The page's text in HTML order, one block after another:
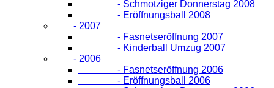
- Schmotziger Donnerstag 2008
- Eröffnungsball 2008
- 2007
- Fasnetseröffnung 2007
- Kinderball Umzug 2007
- 2006
- Fasnetseröffnung 2006
- Eröffnungsball 2006